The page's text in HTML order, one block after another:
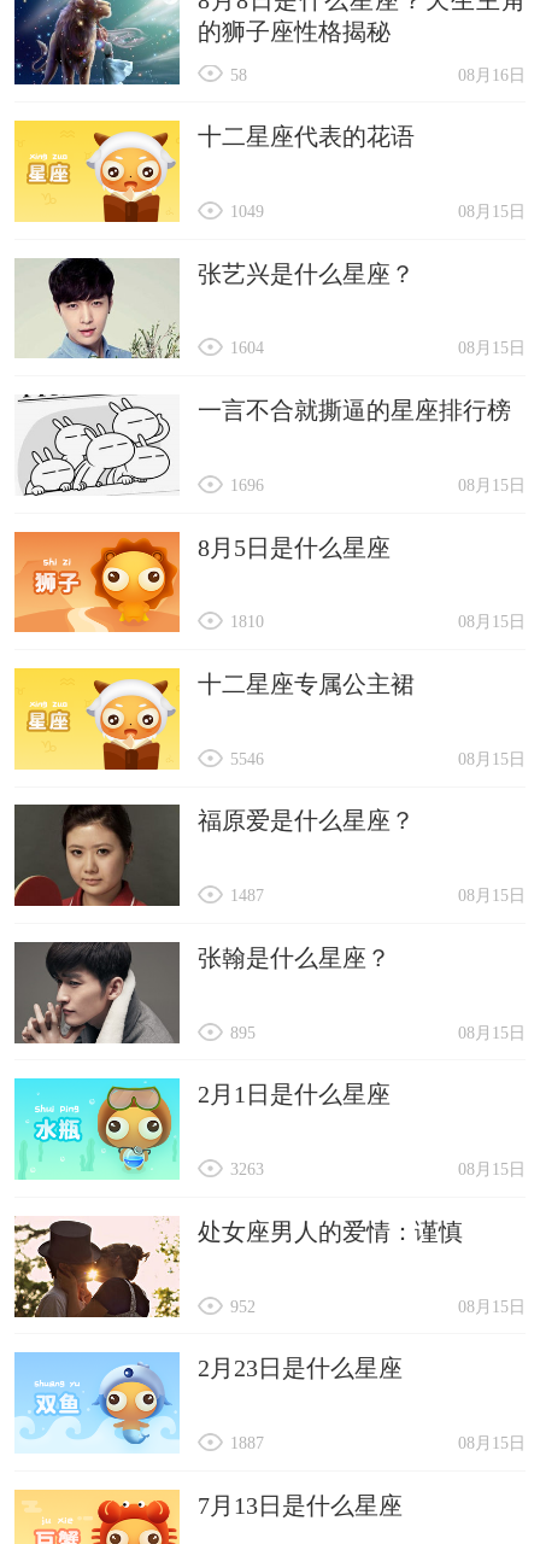
的狮子座性格揭秘
08月16日
58
十二星座代表的花语
08月15日
1049
张艺兴是什么星座？
08月15日
1604
一言不合就撕逼的星座排行榜
08月15日
1696
8月5日是什么星座
08月15日
1810
十二星座专属公主裙
08月15日
5546
福原爱是什么星座？
08月15日
1487
张翰是什么星座？
08月15日
895
2月1日是什么星座
08月15日
3263
处女座男人的爱情：谨慎
08月15日
952
2月23日是什么星座
08月15日
1887
7月13日是什么星座